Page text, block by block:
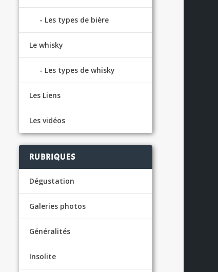
Les types de bière
Le whisky
Les types de whisky
Les Liens
Les vidéos
RUBRIQUES
Dégustation
Galeries photos
Généralités
Insolite